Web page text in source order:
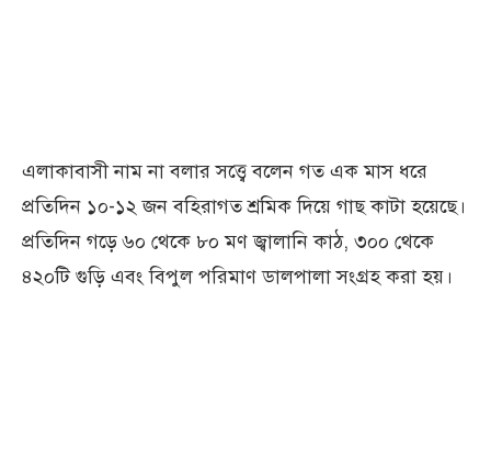
এলাকাবাসী নাম না বলার সত্ত্বে বলেন গত এক মাস ধরে
প্রতিদিন ১০-১২ জন বহিরাগত শ্রমিক দিয়ে গাছ কাটা হয়েছে।
প্রতিদিন গড়ে ৬০ থেকে ৮০ মণ জ্বালানি কাঠ, ৩০০ থেকে
৪২০টি গুড়ি এবং বিপুল পরিমাণ ডালপালা সংগ্রহ করা হয়।